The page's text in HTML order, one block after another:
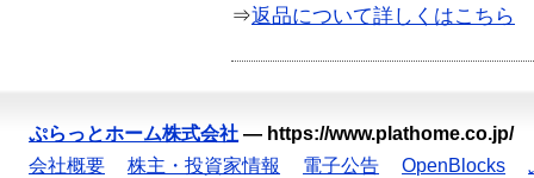
⇒返品について詳しくはこちら
ぷらっとホーム株式会社 — https://www.plathome.co.jp/
会社概要
株主・投資家情報 電子公告 OpenBlocks